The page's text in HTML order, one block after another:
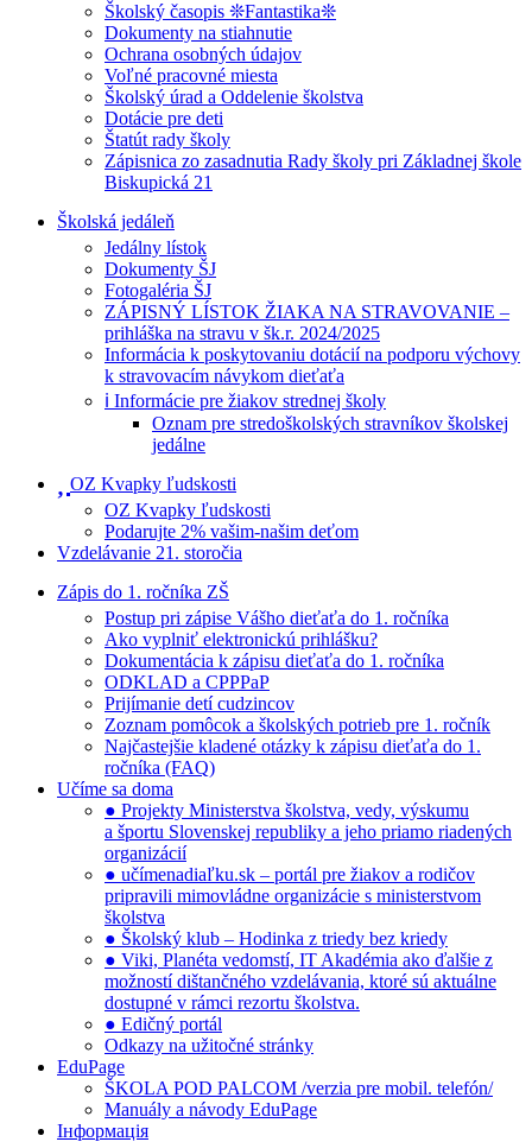
Školský časopis ❊Fantastika❊
Dokumenty na stiahnutie
Ochrana osobných údajov
Voľné pracovné miesta
Školský úrad a Oddelenie školstva
Dotácie pre deti
Štatút rady školy
Zápisnica zo zasadnutia Rady školy pri Základnej škole
Biskupická 21
Školská jedáleň
Jedálny lístok
Dokumenty ŠJ
Fotogaléria ŠJ
ZÁPISNÝ LÍSTOK ŽIAKA NA STRAVOVANIE –
prihláška na stravu v šk.r. 2024/2025
Informácia k poskytovaniu dotácií na podporu výchovy
k stravovacím návykom dieťaťa
ℹ️ Informácie pre žiakov strednej školy
Oznam pre stredoškolských stravníkov školskej
jedálne
OZ Kvapky ľudskosti
OZ Kvapky ľudskosti
Podarujte 2% vašim-našim deťom
Vzdelávanie 21. storočia
Zápis do 1. ročníka ZŠ
Postup pri zápise Vášho dieťaťa do 1. ročníka
Ako vyplniť elektronickú prihlášku?
Dokumentácia k zápisu dieťaťa do 1. ročníka
ODKLAD a CPPPaP
Prijímanie detí cudzincov
Zoznam pomôcok a školských potrieb pre 1. ročník
Najčastejšie kladené otázky k zápisu dieťaťa do 1.
ročníka (FAQ)
Učíme sa doma
● Projekty Ministerstva školstva, vedy, výskumu
a športu Slovenskej republiky a jeho priamo riadených
organizácií
● učímenadiaľku.sk – portál pre žiakov a rodičov
pripravili mimovládne organizácie s ministerstvom
školstva
● Školský klub – Hodinka z triedy bez kriedy
● Viki, Planéta vedomstí, IT Akadémia ako ďalšie z
možností dištančného vzdelávania, ktoré sú aktuálne
dostupné v rámci rezortu školstva.
● Edičný portál
Odkazy na užitočné stránky
EduPage
ŠKOLA POD PALCOM /verzia pre mobil. telefón/
Manuály a návody EduPage
Інформація